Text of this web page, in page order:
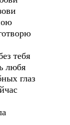
тебя
любя
глаз